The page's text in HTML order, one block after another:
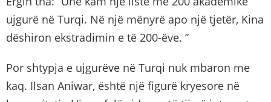
ujgurë në Turqi. Në një mënyrë apo një tjetër, Kina
dëshiron ekstradimin e të 200-ëve. ”
Por shtypja e ujgurëve në Turqi nuk mbaron me
kaq. Ilsan Aniwar, është një figurë kryesore në